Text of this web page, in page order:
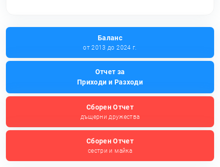
Баланс
от 2013 до 2024 г.
Отчет за
Приходи и Разходи
Сборен Отчет
дъщерни дружества
Сборен Отчет
сестри и майка